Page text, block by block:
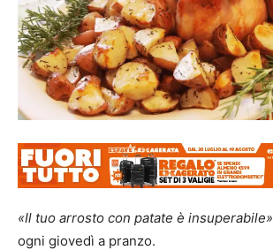
«Il tuo arrosto con patate è insuperabile»
ogni giovedì a pranzo.